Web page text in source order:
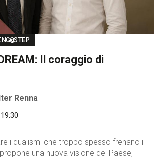
Il coraggio di
Renna
i dualismi che troppo spesso frenano il
una nuova visione del Paese,